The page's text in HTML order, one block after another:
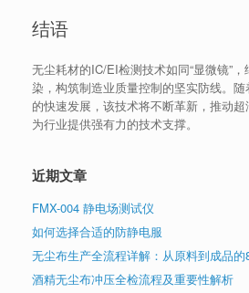
结语
无尘耗材的IC/EI检测技术如同“显微镜”
染，构筑制造业质量控制的坚实防线。
的快速发展，该技术将不断革新，推动超
为行业提供强有力的技术支撑。
近期文章
FMX-004 静电场测试仪
如何选择合适的防静电服
无尘布生产全流程详解：从原料到成品
酒精无尘布冲压全检流程及重要性解析